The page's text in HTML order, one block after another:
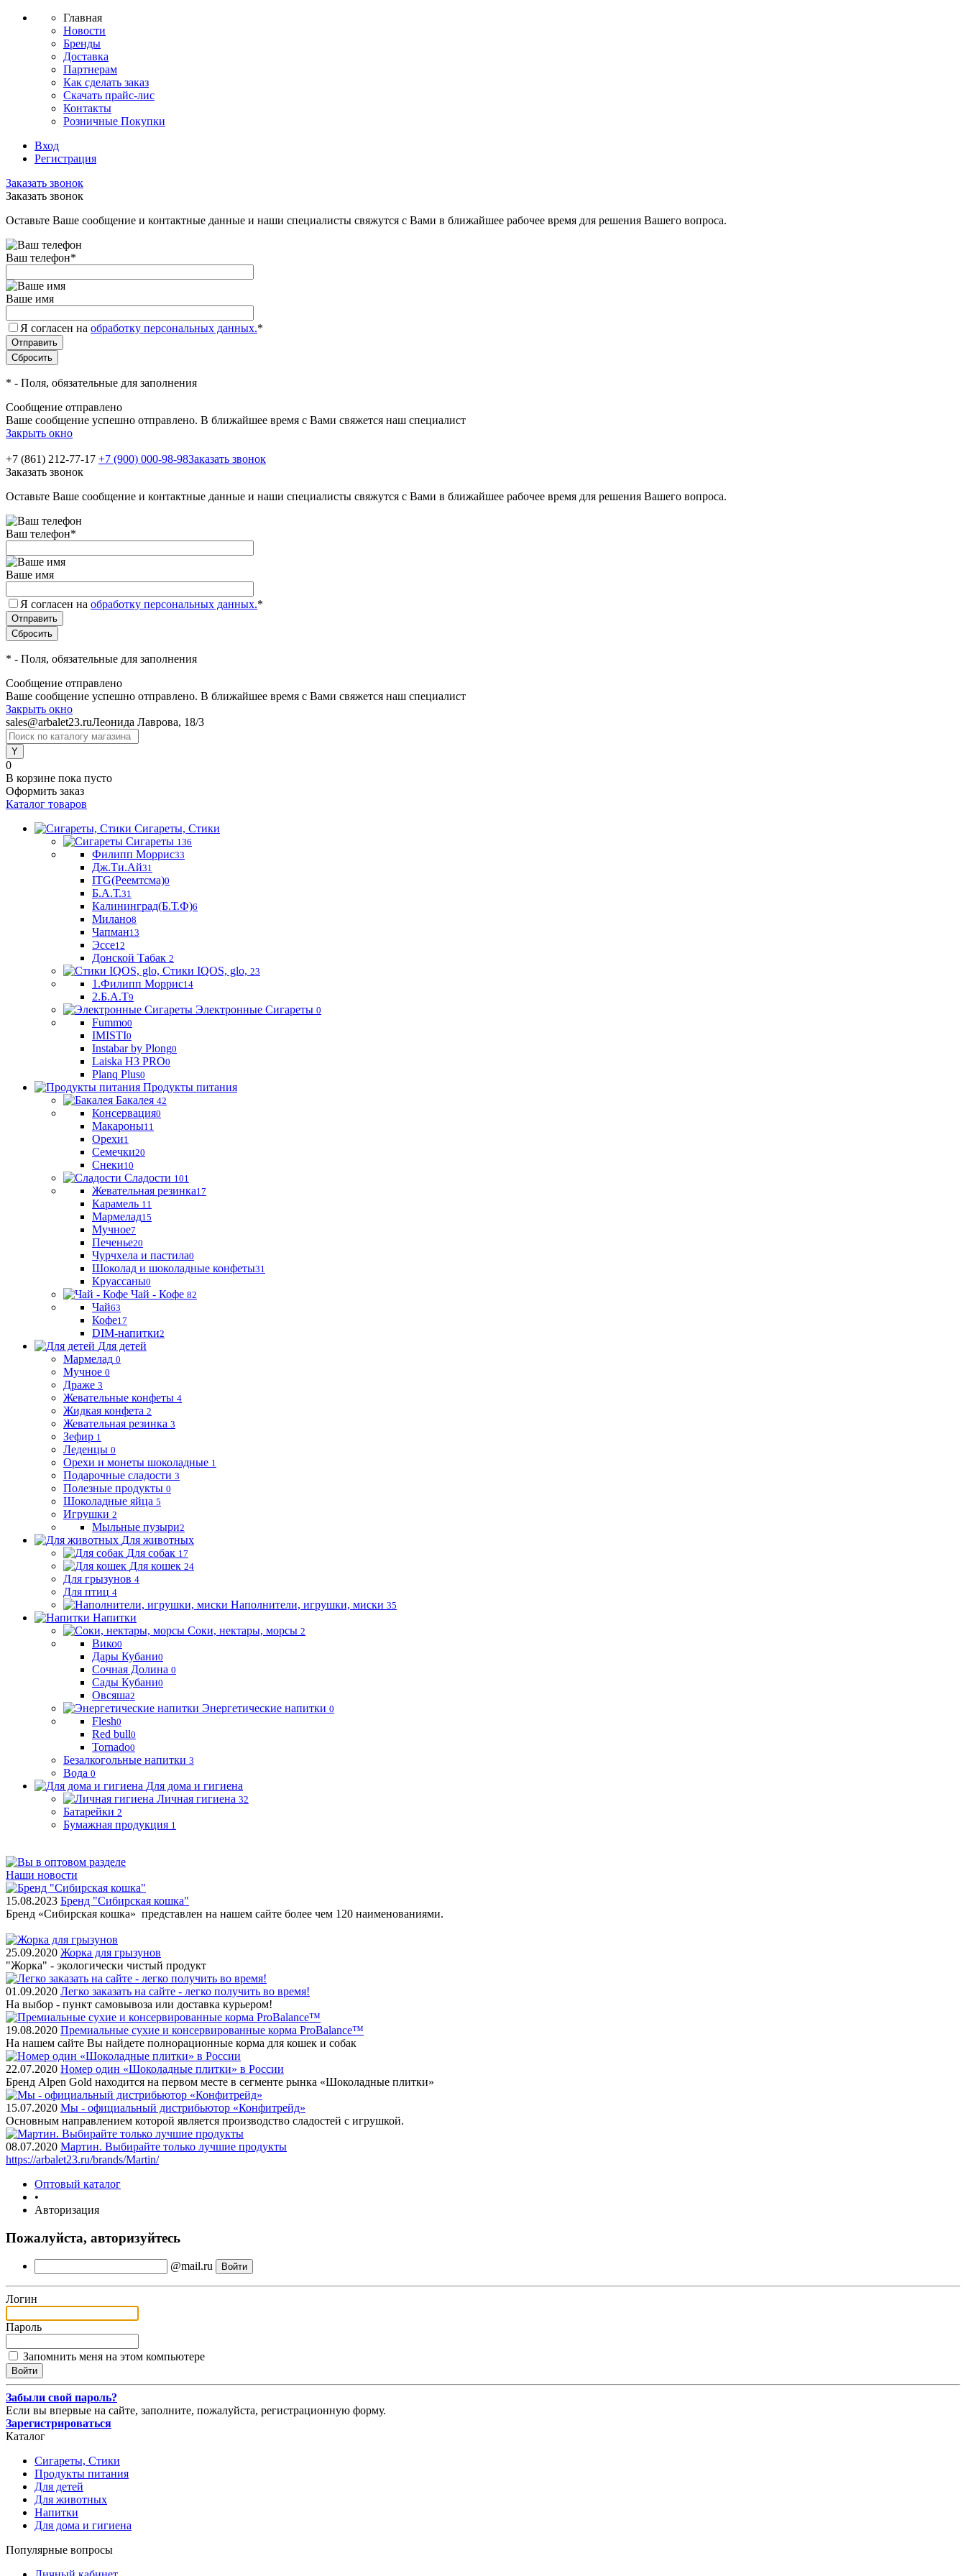
Главная
Новости
Бренды
Доставка
Партнерам
Как сделать заказ
Скачать прайс-лис
Контакты
Розничные Покупки
Вход
Регистрация
Заказать звонок
Заказать звонок
Оставьте Ваше сообщение и контактные данные и наши специалисты свяжутся с Вами в ближайшее рабочее время для решения Вашего вопроса.
Ваш телефон*
Ваше имя
Я согласен на обработку персональных данных.*
* - Поля, обязательные для заполнения
Сообщение отправлено
Ваше сообщение успешно отправлено. В ближайшее время с Вами свяжется наш специалист
Закрыть окно
+7 (861) 212-77-17 +7 (900) 000-98-98Заказать звонок
Заказать звонок
Оставьте Ваше сообщение и контактные данные и наши специалисты свяжутся с Вами в ближайшее рабочее время для решения Вашего вопроса.
Ваш телефон*
Ваше имя
Я согласен на обработку персональных данных.*
* - Поля, обязательные для заполнения
Сообщение отправлено
Ваше сообщение успешно отправлено. В ближайшее время с Вами свяжется наш специалист
Закрыть окно
sales@arbalet23.ruЛеонида Лаврова, 18/3
0
В корзине пока пусто
Оформить заказ
Каталог товаров
Сигареты, Стики
Сигареты 136
Филипп Моррис33
Дж.Ти.Ай31
ITG(Реемтсма)0
Б.А.Т.31
Калининград(Б.Т.Ф)6
Милано8
Чапман13
Эссе12
Донской Табак 2
Стики IQOS, glo, 23
1.Филипп Моррис14
2.Б.А.Т9
Электронные Сигареты 0
Fummo0
IMISTI0
Instabar by Plong0
Laiska H3 PRO0
Planq Plus0
Продукты питания
Бакалея 42
Консервация0
Макароны11
Орехи1
Семечки20
Снеки10
Сладости 101
Жевательная резинка17
Карамель 11
Мармелад15
Мучное7
Печенье20
Чурчхела и пастила0
Шоколад и шоколадные конфеты31
Круассаны0
Чай - Кофе 82
Чай63
Кофе17
DIM-напитки2
Для детей
Мармелад 0
Мучное 0
Драже 3
Жевательные конфеты 4
Жидкая конфета 2
Жевательная резинка 3
Зефир 1
Леденцы 0
Орехи и монеты шоколадные 1
Подарочные сладости 3
Полезные продукты 0
Шоколадные яйца 5
Игрушки 2
Мыльные пузыри2
Для животных
Для собак 17
Для кошек 24
Для грызунов 4
Для птиц 4
Наполнители, игрушки, миски 35
Напитки
Соки, нектары, морсы 2
Вико0
Дары Кубани0
Сочная Долина 0
Сады Кубани0
Овсяша2
Энергетические напитки 0
Flesh0
Red bull0
Tornado0
Безалкогольные напитки 3
Вода 0
Для дома и гигиена
Личная гигиена 32
Батарейки 2
Бумажная продукция 1
Наши новости
15.08.2023 Бренд "Сибирская кошка"
Бренд «Сибирская кошка» представлен на нашем сайте более чем 120 наименованиями.
25.09.2020 Жорка для грызунов
"Жорка" - экологически чистый продукт
01.09.2020 Легко заказать на сайте - легко получить во время!
На выбор - пункт самовывоза или доставка курьером!
19.08.2020 Премиальные сухие и консервированные корма ProBalance™
На нашем сайте Вы найдете полнорационные корма для кошек и собак
22.07.2020 Номер один «Шоколадные плитки» в России
Бренд Alpen Gold находится на первом месте в сегменте рынка «Шоколадные плитки»
15.07.2020 Мы - официальный дистрибьютор «Конфитрейд»
Основным направлением которой является производство сладостей с игрушкой.
08.07.2020 Мартин. Выбирайте только лучшие продукты
https://arbalet23.ru/brands/Martin/
Оптовый каталог
•
Авторизация
Пожалуйста, авторизуйтесь
@mail.ru
Логин
Пароль
Запомнить меня на этом компьютере
Забыли свой пароль?
Если вы впервые на сайте, заполните, пожалуйста, регистрационную форму.
Зарегистрироваться
Каталог
Сигареты, Стики
Продукты питания
Для детей
Для животных
Напитки
Для дома и гигиена
Популярные вопросы